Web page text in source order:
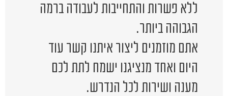
ללא פשרות והתחייבות לעבודה ברמה
הגבוהה ביותר.
אתם מוזמנים ליצור איתנו קשר עוד
היום ואחד מנציגנו ישמח לתת לכם
מענה ושירות לכל הנדרש.